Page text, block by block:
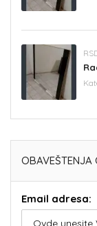
OBAVEŠTENJA
Email adresa: